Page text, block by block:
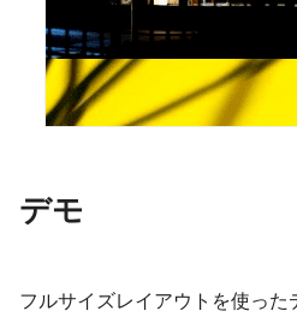
​デモ
フルサイズレイアウトを使った